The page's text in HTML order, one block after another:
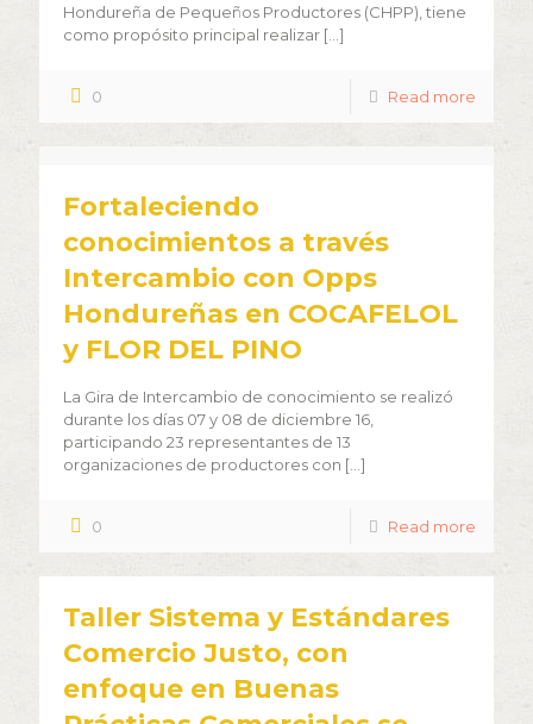
Hondureña de Pequeños Productores (CHPP), tiene
como propósito principal realizar […]
0 Read more
Fortaleciendo
conocimientos a través
Intercambio con Opps
Hondureñas en COCAFELOL
y FLOR DEL PINO
La Gira de Intercambio de conocimiento se realizó
durante los días 07 y 08 de diciembre 16,
participando 23 representantes de 13
organizaciones de productores con […]
0 Read more
Taller Sistema y Estándares
Comercio Justo, con
enfoque en Buenas